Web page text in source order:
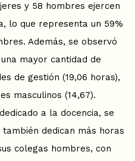
y 58 hombres ejercen
lo que representa un 59%
Además, se observó
mayor cantidad de
de gestión (19,06 horas),
masculinos (14,67).
a la docencia, se
dedican más horas
colegas hombres, con